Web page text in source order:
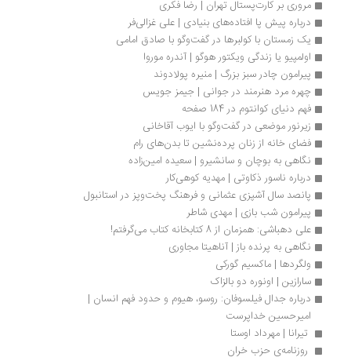
مروری بر کارت‌پستال تهران | رضا فکری
درباره پیش پا افتاده‌های بنیادی | علی غزالی‌فر
یک زمستان با کولبرها در گفت‌وگو با صادق امامی
اولمپیو یا زندگی ویکتور هوگو | آندره موروا
پیرامون چادر سبز بزرگ | منیره پولادوند
چهره مرد هنرمند در جوانی | جیمز جویس
فهم دنیای کوانتوم در 184 صفحه
زیر‌نور موضعی در گفت‌وگو با ایوب آقاخانی
فضای خانه از زنان پرده‌نشین تا بدن‌های رام
نگاهی به بوچان و سانشیرو | سعیده امین‌زاده
درباره ناسور ذکاوتی | مهدیه کوهی‌کار
پانصد سال آشپزی عثمانی و فرهنگ پخت‌وپز در استانبول
پیرامون شب بازی | مهدی شاطر
علی دهباشی: همزمان از 8 کتابخانه کتاب می‌گرفتم!
نگاهی به پرنده باز | آناهیتا مجاوری
ولگردها | ماکسیم گورکی
سارازین | اونوره دو بالزاک
درباره جدال فیلسوفان: روسو، هیوم و حدود فهم انسان |
امیرحسین خداپرست
تیرانا | مهرداد اوستا
روزنامه‌ی‌ حزب خران